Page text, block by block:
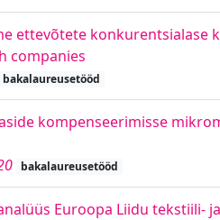
ettevõtete
companies
bakalaureusetööd
kompenseerimisse
bakalaureusetööd
Euroopa Liidu tekstiili-